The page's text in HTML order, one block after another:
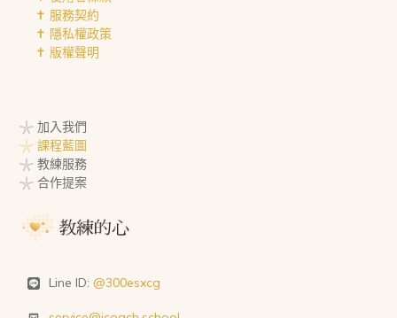
✝︎ 服務契約
✝︎ 隱私權政策
✝︎ 版權聲明
𓇼 加入我們
𓇼 課程藍圖
𓇼 教練服務
𓇼 合作提案
Line ID: @300esxcg